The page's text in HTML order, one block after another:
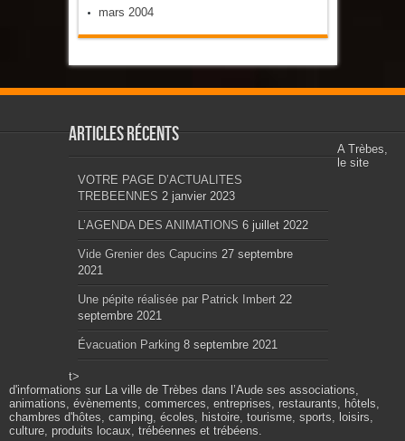
mars 2004
Articles récents
VOTRE PAGE D’ACTUALITES
TREBEENNES 2 janvier 2023
L’AGENDA DES ANIMATIONS 6 juillet 2022
Vide Grenier des Capucins 27 septembre
2021
Une pépite réalisée par Patrick Imbert 22
septembre 2021
Évacuation Parking 8 septembre 2021
t>
A Trèbes,
le site
d'informations sur La ville de Trèbes dans l’Aude ses associations,
animations, évènements, commerces, entreprises, restaurants, hôtels,
chambres d'hôtes, camping, écoles, histoire, tourisme, sports, loisirs,
culture, produits locaux, trébéennes et trébéens.